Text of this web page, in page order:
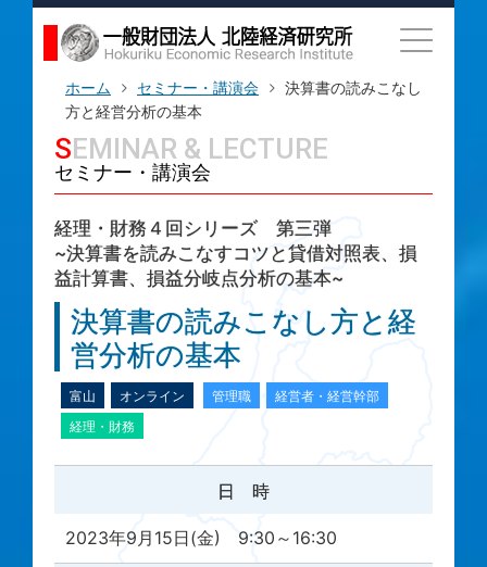
ホーム セミナー・講演会
決算書の読みこなし
方と経営分析の基本
SEMINAR & LECTURE
セミナー・講演会
経理・財務４回シリーズ 第三弾
~決算書を読みこなすコツと貸借対照表、損
益計算書、損益分岐点分析の基本~
決算書の読みこなし方と経
営分析の基本
富山 オンライン 管理職
経営者・経営幹部
経理・財務
日 時
2023年9月15日(金) 9:30～16:30